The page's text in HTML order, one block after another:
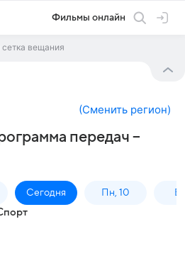
Фильмы онлайн
вещания
(Сменить регион)
передач –
Сегодня Пн, 10